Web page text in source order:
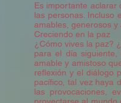
Es importante aclarar
las personas. Incluso
amables, generosos y
Creciendo en la paz
¿Cómo vives la paz?
para el día
amable y amistoso
reflexión y el diálogo
pacífico, tal vez haya
las provocaciones,